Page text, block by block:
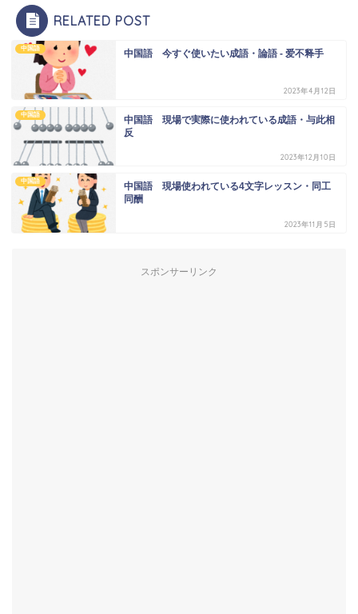
RELATED POST
中国語 中国語 今すぐ使いたい成語・論語 - 爱不释手
2023年4月12日
中国語
中国語 現場で実際に使われている成語・与此相
反
2023年12月10日
中国語
中国語 現場使われている4文字レッスン・同工
同酬
2023年11月5日
スポンサーリンク